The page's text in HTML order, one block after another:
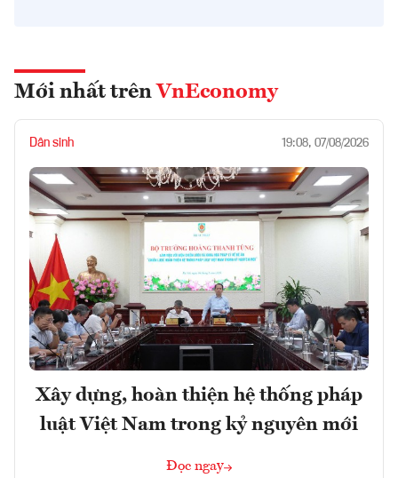
Mới nhất trên VnEconomy
Dân sinh 19:08, 07/08/2026
Xây dựng, hoàn thiện hệ thống pháp
luật Việt Nam trong kỷ nguyên mới
Đọc ngay